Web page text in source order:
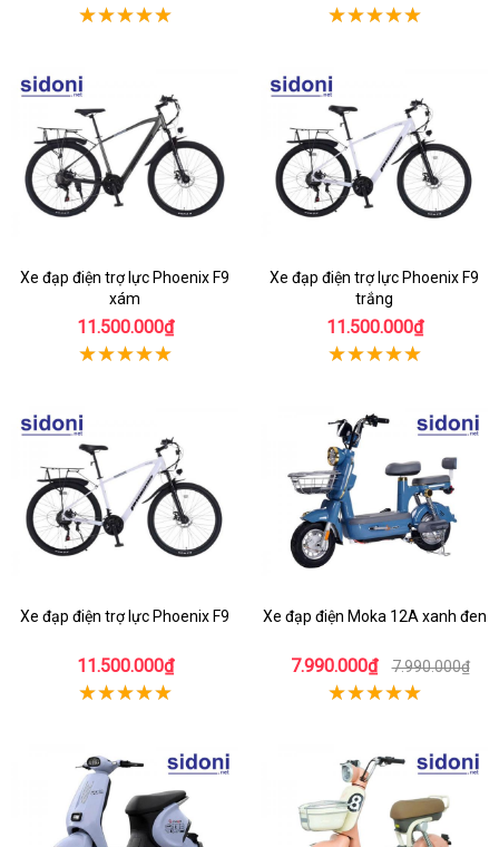
Xe đạp điện trợ lực Phoenix F9
xám
11.500.000₫
Xe đạp điện trợ lực Phoenix F9
trắng
11.500.000₫
Xe đạp điện trợ lực Phoenix F9
11.500.000₫
Xe đạp điện Moka 12A xanh đen
7.990.000₫ 7.990.000₫